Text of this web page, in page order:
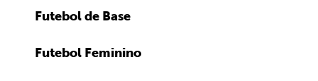
Futebol de Base
Futebol Feminino